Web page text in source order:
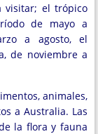
visitar; el trópico
de mayo a
a agosto, el
de noviembre a
animales,
a Australia. Las
la flora y fauna